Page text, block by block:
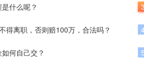
什么呢？
得离职，否则赔100万，合法吗？
何自己交？